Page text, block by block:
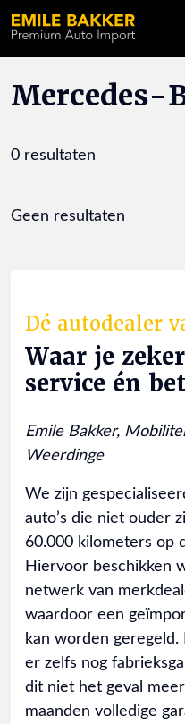
Mercedes-
0 resultaten
Geen resultaten
Dé autodealer
Waar je
service én
Emile Bakker,
Weerdinge
We zijn
auto’s die niet ouder
60.000 kilometers op
Hiervoor beschikken
netwerk van
waardoor een
kan worden
er zelfs nog
dit niet het geval
maanden volledige